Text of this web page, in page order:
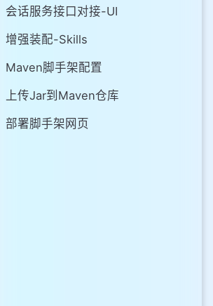
会话服务接口对接-UI
增强装配-Skills
Maven脚手架配置
上传Jar到Maven仓库
部署脚手架网页